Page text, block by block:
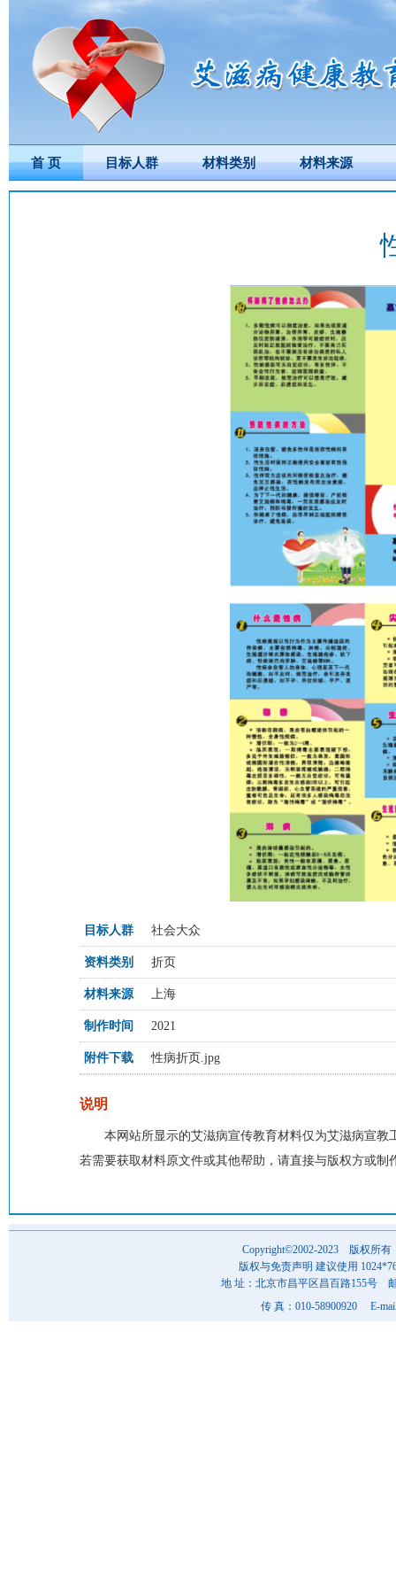
首 页 目标人群 材料类别 材料来源
目标人群 社会大众
资料类别 折页
材料来源 上海
制作时间 2021
附件下载 性病折页.jpg
说明
本网站所显示的艾滋病宣传教育材料仅为艾滋病宣
若需要获取材料原文件或其他帮助，请直接与版权方或制
Copyright©2002-2023 版权所有
版权与免责声明 建议使用
地 址：北京市昌平区昌百路155号
传 真：010-58900920 E-